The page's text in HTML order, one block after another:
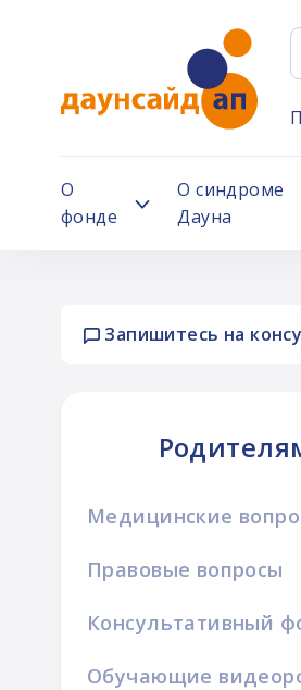
О
фонде
О синдроме
Дауна
Запишитесь на
Медицинские
Правовые вопросы
Консультативный
Обучающие